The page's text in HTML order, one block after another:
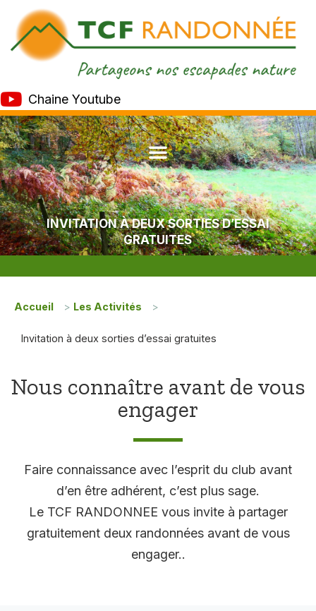
Chaine Youtube
INVITATION À DEUX SORTIES D’ESSAI
GRATUITES
Accueil > Les Activités >
Invitation à deux sorties d’essai gratuites
Nous connaître avant de vous
engager
Faire connaissance avec l’esprit du club avant
d’en être adhérent, c’est plus sage.
Le TCF RANDONNEE vous invite à partager
gratuitement deux randonnées avant de vous
engager..